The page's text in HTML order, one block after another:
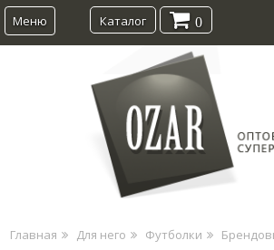
Меню Каталог 0
Главная Для него Футболки